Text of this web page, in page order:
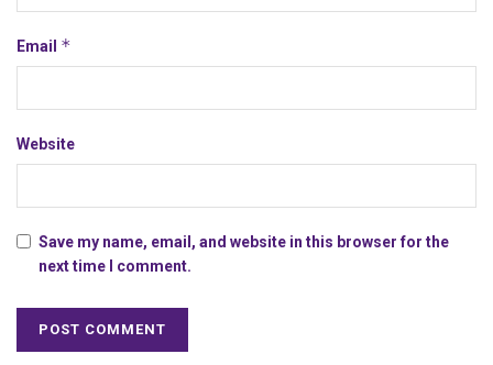
Email *
Website
Save my name, email, and website in this browser for the
next time I comment.